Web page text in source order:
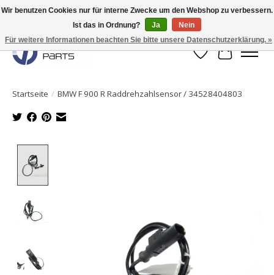
Originale Teile sofort lieferbar!
Wunschzettel
Ihr
Startseite / BMW F 900 R Raddrehzahlsensor / 34528404803
Wir benutzen Cookies nur für interne Zwecke um den Webshop zu verbessern.
Ist das in Ordnung?
Ja
Nein
Für weitere Informationen beachten Sie bitte unsere Datenschutzerklärung. »